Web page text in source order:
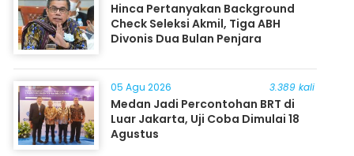
Hinca Pertanyakan Background
Check Seleksi Akmil, Tiga ABH
Divonis Dua Bulan Penjara
05 Agu 2026 3.389 kali
Medan Jadi Percontohan BRT di
Luar Jakarta, Uji Coba Dimulai 18
Agustus